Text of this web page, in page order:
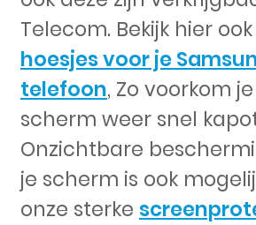
Telecom. Bekijk hier
hoesjes voor je
telefoon, Zo voorkom
scherm weer snel
Onzichtbare
je scherm is ook
onze sterke